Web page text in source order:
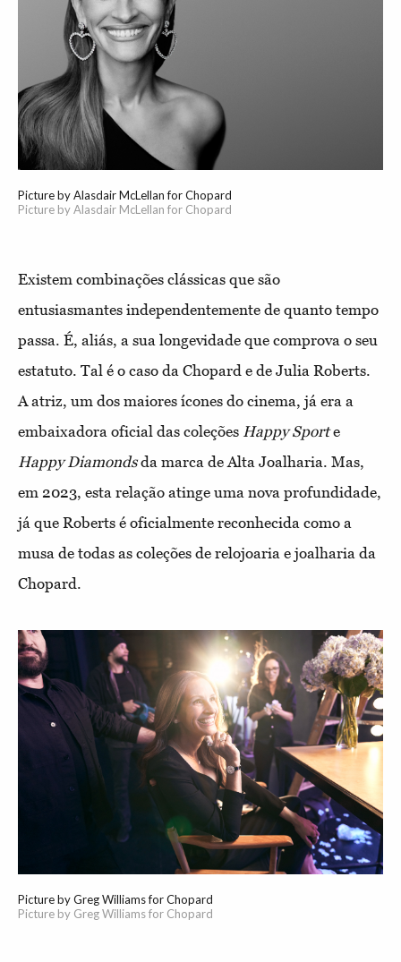
Picture by Alasdair McLellan for Chopard
Picture by Alasdair McLellan for Chopard
Existem combinações clássicas que são
entusiasmantes independentemente de quanto tempo
passa. É, aliás, a sua longevidade que comprova o seu
estatuto. Tal é o caso da Chopard e de Julia Roberts.
A atriz, um dos maiores ícones do cinema, já era a
embaixadora oficial das coleções Happy Sporte
Happy Diamondsda marca de Alta Joalharia. Mas,
em 2023, esta relação atinge uma nova profundidade,
já que Roberts é oficialmente reconhecida como a
musa de todas as coleções de relojoaria e joalharia da
Chopard.
Picture by Greg Williams for Chopard
Picture by Greg Williams for Chopard